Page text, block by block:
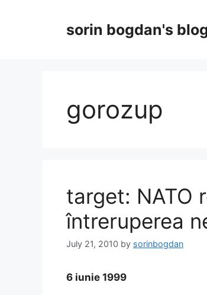
sorin bogdan's
gorozup
target: NATO
întreruperea
July 21, 2010 by sorinbogdan
6 iunie 1999